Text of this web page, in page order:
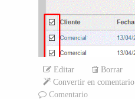
Editar Borrar
Convertir en comentario
Comentario